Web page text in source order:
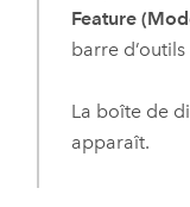
Feature
barre
La boîte de
apparaît.